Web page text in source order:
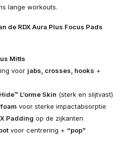
lange workouts.
de RDX Aura Plus Focus Pads
Mitts
voor jabs, crosses, hooks +
L’orme Skin (sterk en slijtvast)
voor sterke impactabsorptie
Padding op de zijkanten
voor centrering + “pop”